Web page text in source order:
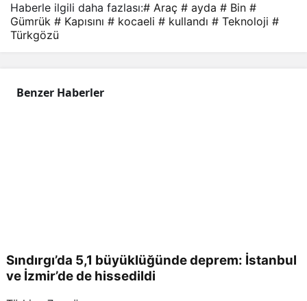
Haberle ilgili daha fazlası:# Araç # ayda # Bin #
Gümrük # Kapısını # kocaeli # kullandı # Teknoloji #
Türkgözü
Benzer Haberler
Sındırgı’da 5,1 büyüklüğünde deprem: İstanbul
ve İzmir’de de hissedildi